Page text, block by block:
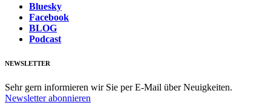
Bluesky
Facebook
BLOG
Podcast
NEWSLETTER
Sehr gern informieren wir Sie per E-Mail über Neuigkeiten.
Newsletter abonnieren